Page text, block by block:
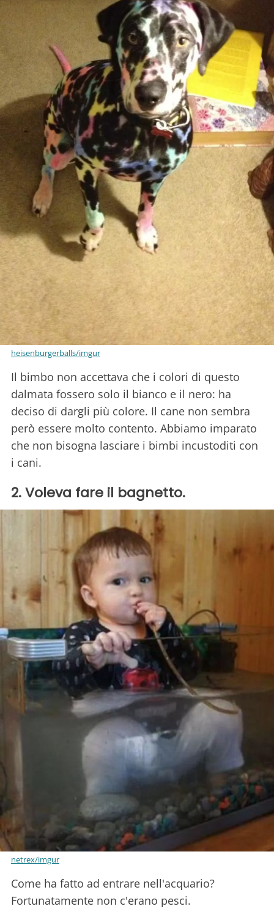
heisenburgerballs/imgur
Il bimbo non accettava che i colori di questo
dalmata fossero solo il bianco e il nero: ha
deciso di dargli più colore. Il cane non sembra
però essere molto contento. Abbiamo imparato
che non bisogna lasciare i bimbi incustoditi con
i cani.
2. Voleva fare il bagnetto.
netrex/imgur
Come ha fatto ad entrare nell'acquario?
Fortunatamente non c'erano pesci.